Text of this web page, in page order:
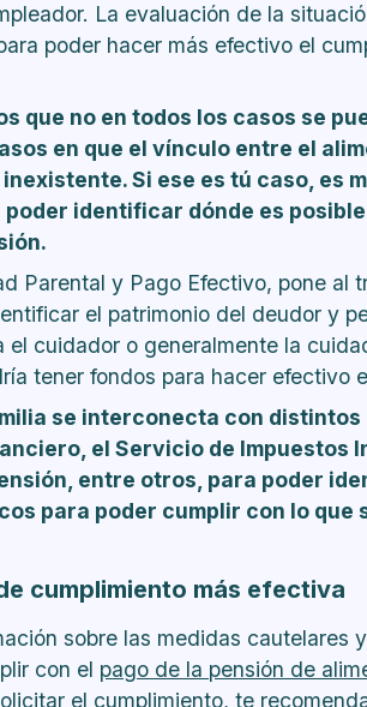
La evaluación de la
poder hacer más efectivo el
que no en todos los casos se
en que el vínculo entre el
Si ese es tú caso, es
identificar dónde es
Parental y Pago Efectivo, pone al
el patrimonio del deudor y
cuidador o generalmente la
tener fondos para hacer efectivo
se interconecta con
el Servicio de Impuestos
entre otros, para poder
para poder cumplir con lo que
cumplimiento más efectiva
sobre las medidas cautelares
con el pago de la pensión de
el cumplimiento, te